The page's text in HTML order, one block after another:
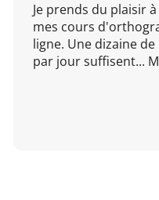
Je prends du plaisir
mes cours
ligne. Une dizaine
par jour suffisent...